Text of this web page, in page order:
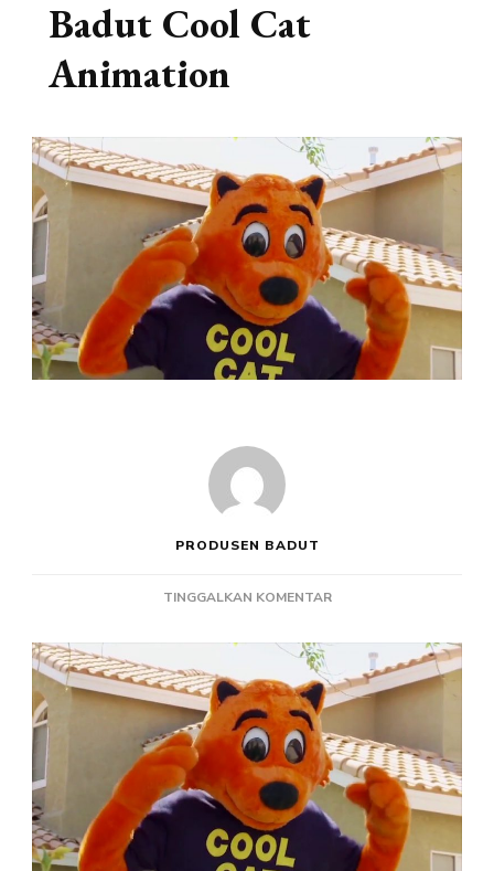
Badut Cool Cat
Animation
PRODUSEN BADUT
TINGGALKAN KOMENTARPADA
KOSTUM
BADUT
COOL
CAT
ANIMATION